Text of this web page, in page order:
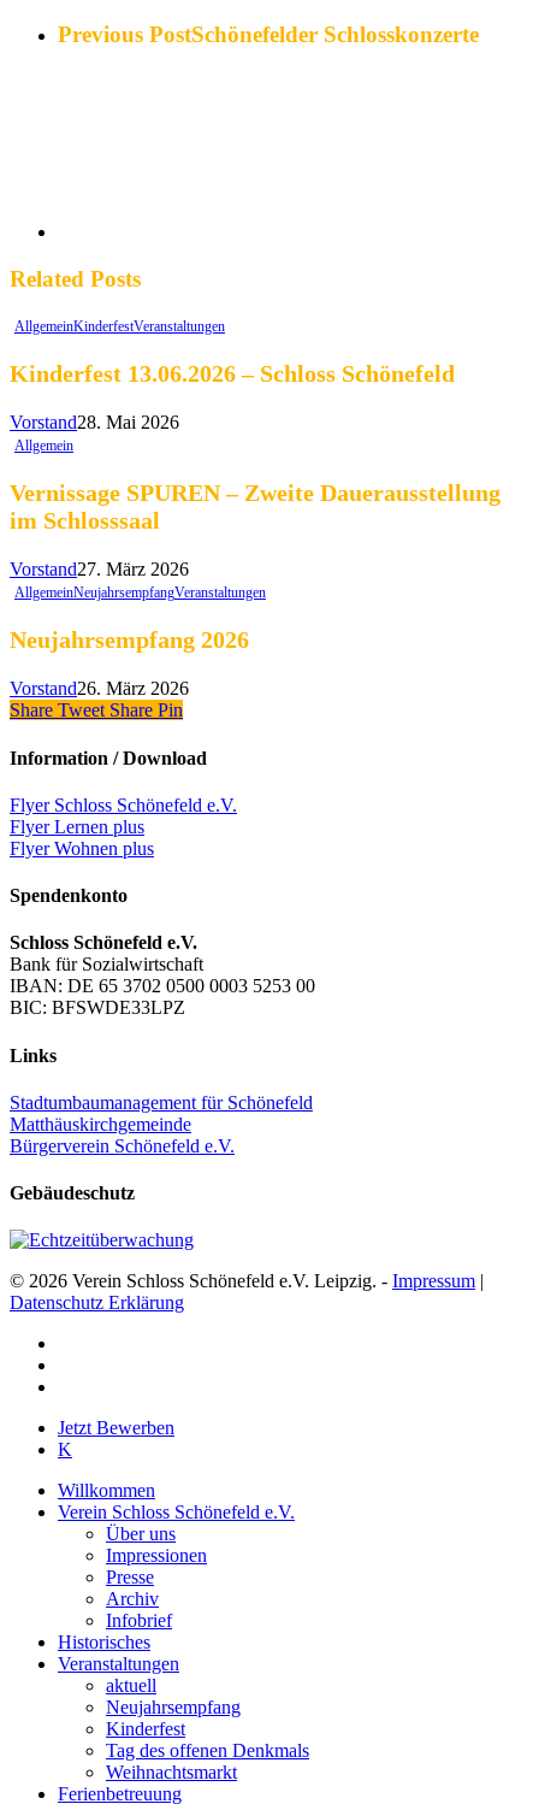
Previous PostSchönefelder Schlosskonzerte
Related Posts
AllgemeinKinderfestVeranstaltungen
Kinderfest 13.06.2026 – Schloss Schönefeld
Vorstand28. Mai 2026
Allgemein
Vernissage SPUREN – Zweite Dauerausstellung
im Schlosssaal
Vorstand27. März 2026
AllgemeinNeujahrsempfangVeranstaltungen
Neujahrsempfang 2026
Vorstand26. März 2026
Share Tweet Share Pin
Information / Download
Flyer Schloss Schönefeld e.V.
Flyer Lernen plus
Flyer Wohnen plus
Spendenkonto
Schloss Schönefeld e.V.
Bank für Sozialwirtschaft
IBAN: DE 65 3702 0500 0003 5253 00
BIC: BFSWDE33LPZ
Links
Stadtumbaumanagement für Schönefeld
Matthäuskirchgemeinde
Bürgerverein Schönefeld e.V.
Gebäudeschutz
© 2026 Verein Schloss Schönefeld e.V. Leipzig. - Impressum
Datenschutz Erklärung
Close
Menu
Jetzt Bewerben
K
Willkommen
Verein Schloss Schönefeld e.V.
Über uns
Impressionen
Presse
Archiv
Infobrief
Historisches
Veranstaltungen
aktuell
Neujahrsempfang
Kinderfest
Tag des offenen Denkmals
Weihnachtsmarkt
Ferienbetreuung